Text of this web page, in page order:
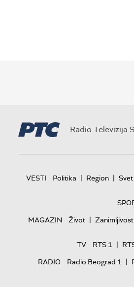
Radio Televizija
VESTI Politika | Region | Svet
MAGAZIN
Život |
TV
RTS 1 |
RADIO
Radio Beograd 1 |